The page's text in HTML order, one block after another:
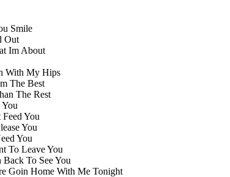
Smile
Out
Im About
With My Hips
The Best
The Rest
You
You
You
To Leave You
To See You
Goin Home With Me Tonight